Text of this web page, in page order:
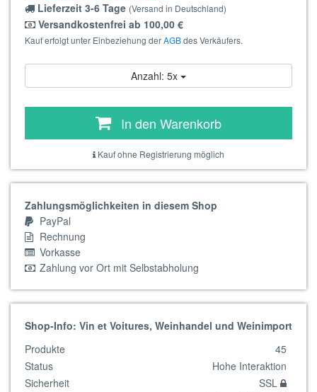
Lieferzeit 3-6 Tage (Versand in Deutschland)
Versandkostenfrei ab 100,00 €
Kauf erfolgt unter Einbeziehung derAGBdes Verkäufers.
Anzahl: 5x
In den Warenkorb
Kauf ohne Registrierung möglich
Zahlungsmöglichkeiten in diesem Shop
PayPal
Rechnung
Vorkasse
Zahlung vor Ort mit Selbstabholung
Shop-Info: Vin et Voitures, Weinhandel und Weinimport
Produkte
45
Status
Hohe Interaktion
Sicherheit
SSL